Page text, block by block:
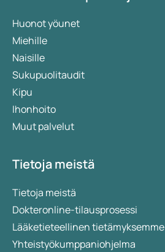
Huonot yöunet
Miehille
Naisille
Sukupuolitaudit
Kipu
Ihonhoito
Muut palvelut
Tietoja meistä
Tietoja meistä
Dokteronline-tilausprosessi
Lääketieteellinen tietämyksemme
Yhteistyökumppaniohjelma